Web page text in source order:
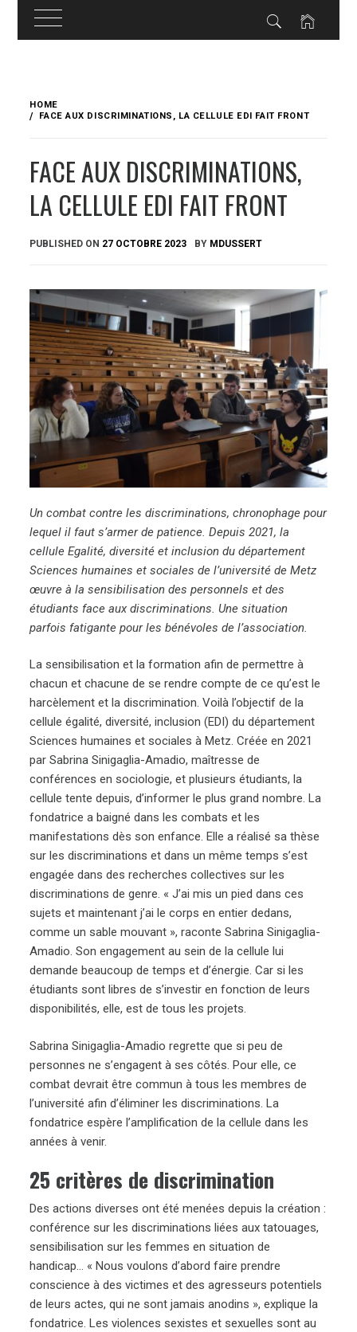
content
HOME
FACE AUX DISCRIMINATIONS, LA CELLULE EDI FAIT FRONT
FACE AUX DISCRIMINATIONS,
LA CELLULE EDI FAIT FRONT
PUBLISHED ON 27 OCTOBRE 2023 BY MDUSSERT
Un combat contre les discriminations, chronophage pour
lequel il faut s’armer de patience. Depuis 2021, la
cellule Egalité, diversité et inclusion du département
Sciences humaines et sociales de l’université de Metz
œuvre à la sensibilisation des personnels et des
étudiants face aux discriminations. Une situation
parfois fatigante pour les bénévoles de l’association.
La sensibilisation et la formation afin de permettre à
chacun et chacune de se rendre compte de ce qu’est le
harcèlement et la discrimination. Voilà l’objectif de la
cellule égalité, diversité, inclusion (EDI) du département
Sciences humaines et sociales à Metz. Créée en 2021
par Sabrina Sinigaglia-Amadio, maîtresse de
conférences en sociologie, et plusieurs étudiants, la
cellule tente depuis, d’informer le plus grand nombre. La
fondatrice a baigné dans les combats et les
manifestations dès son enfance. Elle a réalisé sa thèse
sur les discriminations et dans un même temps s’est
engagée dans des recherches collectives sur les
discriminations de genre. « J’ai mis un pied dans ces
sujets et maintenant j’ai le corps en entier dedans,
comme un sable mouvant », raconte Sabrina Sinigaglia-
Amadio. Son engagement au sein de la cellule lui
demande beaucoup de temps et d’énergie. Car si les
étudiants sont libres de s’investir en fonction de leurs
disponibilités, elle, est de tous les projets.
Sabrina Sinigaglia-Amadio regrette que si peu de
personnes ne s’engagent à ses côtés. Pour elle, ce
combat devrait être commun à tous les membres de
l’université afin d’éliminer les discriminations. La
fondatrice espère l’amplification de la cellule dans les
années à venir.
25 critères de discrimination
Des actions diverses ont été menées depuis la création :
conférence sur les discriminations liées aux tatouages,
sensibilisation sur les femmes en situation de
handicap… « Nous voulons d’abord faire prendre
conscience à des victimes et des agresseurs potentiels
de leurs actes, qui ne sont jamais anodins », explique la
fondatrice. Les violences sexistes et sexuelles sont au